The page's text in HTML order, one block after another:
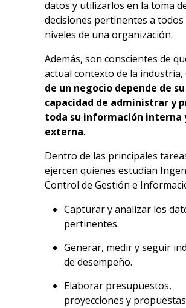
datos y utilizarlos en la toma
decisiones pertinentes a todos
niveles de una organización.
Además, son conscientes de
actual contexto de la industria,
de un negocio depende de su
capacidad de administrar y
toda su información interna
externa.
Dentro de las principales
ejercen quienes estudian
Control de Gestión e
Capturar y analizar los
pertinentes.
Generar, medir y seguir
de desempeño.
Elaborar presupuestos,
proyecciones y